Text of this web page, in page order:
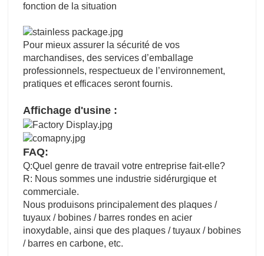
fonction de la situation
Pour mieux assurer la sécurité de vos
marchandises, des services d’emballage
professionnels, respectueux de l’environnement,
pratiques et efficaces seront fournis.
Affichage d'usine :
FAQ:
Q:Quel genre de travail votre entreprise fait-elle?
R: Nous sommes une industrie sidérurgique et
commerciale.
Nous produisons principalement des plaques /
tuyaux / bobines / barres rondes en acier
inoxydable, ainsi que des plaques / tuyaux / bobines
/ barres en carbone, etc.